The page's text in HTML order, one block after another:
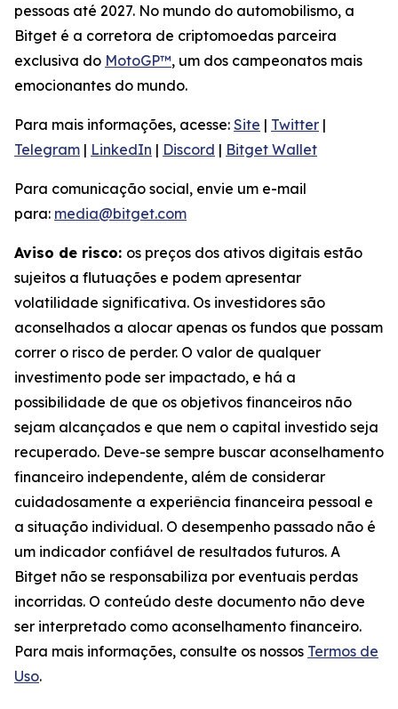
pessoas até 2027. No mundo do automobilismo, a
Bitget é a corretora de criptomoedas parceira
exclusiva do MotoGP™, um dos campeonatos mais
emocionantes do mundo.
Para mais informações, acesse: Site | Twitter |
Telegram | LinkedIn | Discord | Bitget Wallet
Para comunicação social, envie um e-mail
para: media@bitget.com
Aviso de risco: os preços dos ativos digitais estão
sujeitos a flutuações e podem apresentar
volatilidade significativa. Os investidores são
aconselhados a alocar apenas os fundos que possam
correr o risco de perder. O valor de qualquer
investimento pode ser impactado, e há a
possibilidade de que os objetivos financeiros não
sejam alcançados e que nem o capital investido seja
recuperado. Deve-se sempre buscar aconselhamento
financeiro independente, além de considerar
cuidadosamente a experiência financeira pessoal e
a situação individual. O desempenho passado não é
um indicador confiável de resultados futuros. A
Bitget não se responsabiliza por eventuais perdas
incorridas. O conteúdo deste documento não deve
ser interpretado como aconselhamento financeiro.
Para mais informações, consulte os nossos Termos de
Uso.